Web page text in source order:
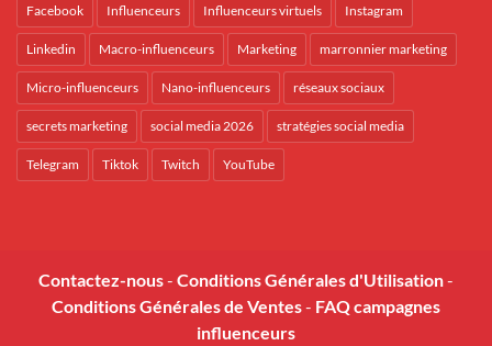
Facebook Influenceurs Influenceurs virtuels Instagram
Linkedin Macro-influenceurs Marketing marronnier marketing
Micro-influenceurs Nano-influenceurs réseaux sociaux
secrets marketing social media 2026 stratégies social media
Telegram Tiktok Twitch YouTube
Contactez-nous- Conditions Générales d'Utilisation-
Conditions Générales de Ventes- FAQ campagnes
influenceurs